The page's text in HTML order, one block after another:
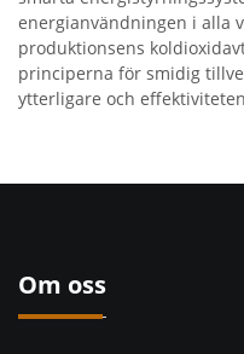
energianvändningen i alla
produktionsens
principerna för smidig
ytterligare och
Om oss